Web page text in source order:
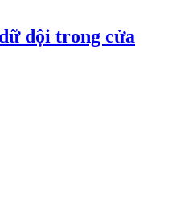
dội trong cửa